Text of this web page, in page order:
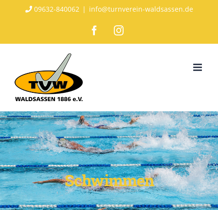
09632-840062 | info@turnverein-waldsassen.de
FacebookInstagram
Schwimmen